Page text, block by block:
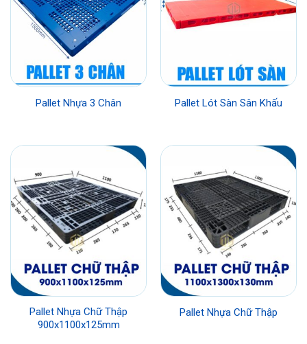
Pallet Nhựa 3 Chân Pallet Lót Sàn Sân Khấu
Pallet Nhựa Chữ Thập
900x1100x125mm
Pallet Nhựa Chữ Thập